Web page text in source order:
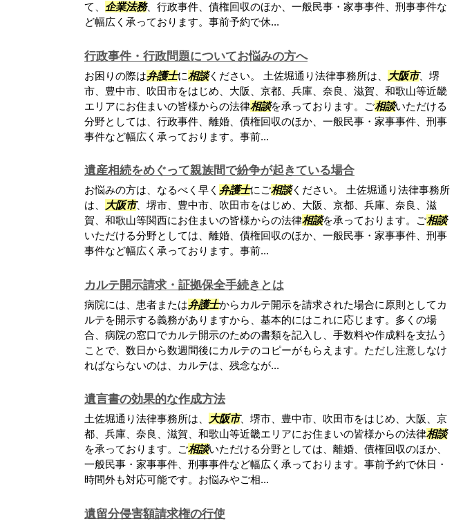
て、 企業法務、行政事件、債権回収のほか、一般民事・家事事件、刑事事件な
ど幅広く承っております。事前予約で休...
行政事件・行政問題についてお悩みの方へ
お困りの際は弁護士に相談ください。 土佐堀通り法律事務所は、 大阪市、堺
市、豊中市、吹田市をはじめ、大阪、京都、兵庫、奈良、滋賀、和歌山等近畿
エリアにお住まいの皆様からの法律相談を承っております。ご相談いただける
分野としては、行政事件、離婚、債権回収のほか、一般民事・家事事件、刑事
事件など幅広く承っております。事前...
遺産相続をめぐって親族間で紛争が起きている場合
お悩みの方は、なるべく早く 弁護士にご相談ください。 土佐堀通り法律事務所
は、
大阪市、堺市、豊中市、吹田市をはじめ、大阪、京都、兵庫、奈良、滋
賀、和歌山等関西にお住まいの皆様からの法律相談を承っております。ご相談
いただける分野としては、離婚、債権回収のほか、一般民事・家事事件、刑事
事件など幅広く承っております。事前...
カルテ開示請求・証拠保全手続きとは
病院には、患者または弁護士からカルテ開示を請求された場合に原則としてカ
ルテを開示する義務がありますから、基本的にはこれに応じます。多くの場
合、病院の窓口でカルテ開示のための書類を記入し、手数料や作成料を支払う
ことで、数日から数週間後にカルテのコピーがもらえます。ただし注意しなけ
ればならないのは、カルテは、残念なが...
遺言書の効果的な作成方法
土佐堀通り法律事務所は、 大阪市、堺市、豊中市、吹田市をはじめ、大阪、京
都、兵庫、奈良、滋賀、和歌山等近畿エリアにお住まいの皆様からの法律相談
を承っております。ご相談いただける分野としては、離婚、債権回収のほか、
一般民事・家事事件、刑事事件など幅広く承っております。事前予約で休日・
時間外も対応可能です。お悩みやご相...
遺留分侵害額請求権の行使